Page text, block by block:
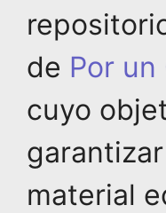
de Por
cuyo
material